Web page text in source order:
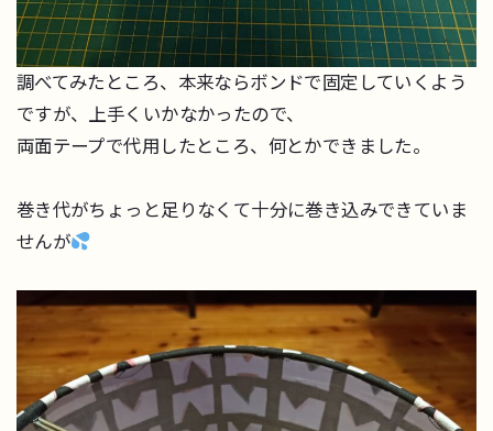
調べてみたところ、本来ならボンドで固定していくよう
ですが、上手くいかなかったので、
両面テープで代用したところ、何とかできました。
巻き代がちょっと足りなくて十分に巻き込みできていま
せんが